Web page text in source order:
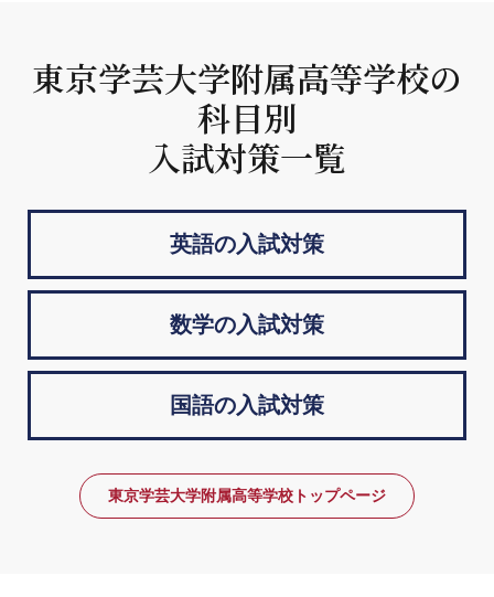
東京学芸大学附属高等学校の
科目別
入試対策一覧
英語の入試対策
数学の入試対策
国語の入試対策
東京学芸大学附属高等学校トップページ